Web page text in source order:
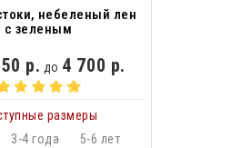
небеленый лен
с зеленым
р. до 4 700 р.
размеры
3-4 года
5-6 лет